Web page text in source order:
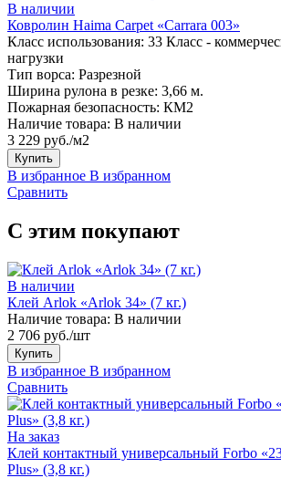
В наличии
Ковролин Haima Carpet «Carrara 003»
Класс использования: 33 Класс -
нагрузки
Тип ворса: Разрезной
Ширина рулона в резке: 3,66 м.
Пожарная безопасность: КМ2
Наличие товара: В наличии
3 229 руб./м2
Купить
В избранное В избранном
Сравнить
С этим покупают
В наличии
Клей Arlok «Arlok 34» (7 кг.)
Наличие товара: В наличии
2 706 руб./шт
Купить
В избранное В избранном
Сравнить
На заказ
Клей контактный универсальный Forbo
Plus» (3,8 кг.)